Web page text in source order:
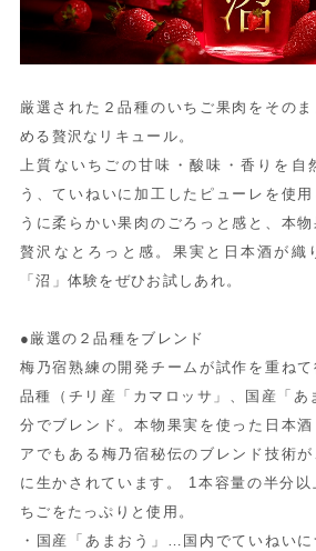
厳選された２品種のいちご果肉をその
める贅沢なリキュール。
上質ないちごの甘味・酸味・香りを自
う、ていねいに加工したピューレを使
うに柔らかい果肉のごろっと感と、本
贅沢なとろっと感。果実と日本酒が織
「沼」体験をぜひお試しあれ。
●厳選の２品種をブレンド
梅乃宿熟練の開発チームが試作を重ね
品種（チリ産「カマロッサ」、国産「
分でブレンド。本物果実を使った日本
アでもある梅乃宿秘伝のブレンド技術
に生かされています。 1本容量の半分
ちごをたっぷりと使用。
・国産「あまおう」…国内でていねい